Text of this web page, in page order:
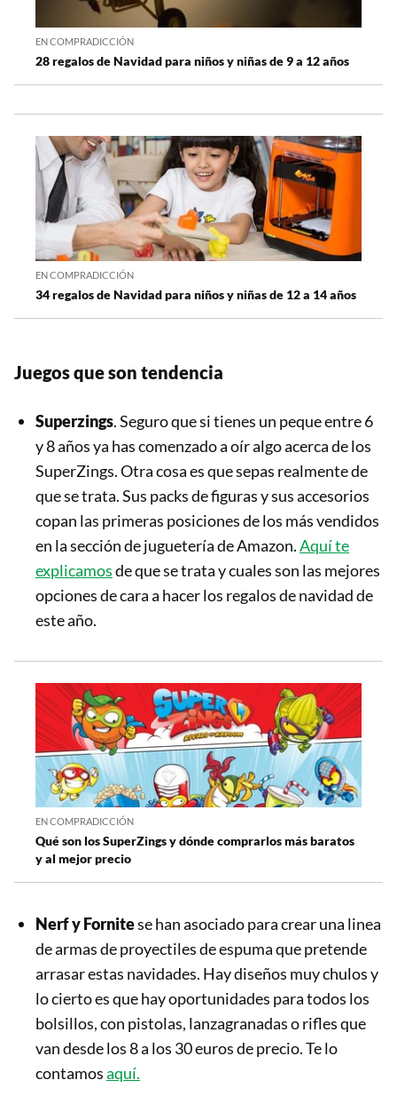
EN COMPRADICCIÓN
28 regalos de Navidad para niños y niñas de 9 a 12 años
EN COMPRADICCIÓN
34 regalos de Navidad para niños y niñas de 12 a 14 años
Juegos que son tendencia
Superzings. Seguro que si tienes un peque entre 6
y 8 años ya has comenzado a oír algo acerca de los
SuperZings. Otra cosa es que sepas realmente de
que se trata. Sus packs de figuras y sus accesorios
copan las primeras posiciones de los más vendidos
en la sección de juguetería de Amazon.Aquí te
explicamosde que se trata y cuales son las mejores
opciones de cara a hacer los regalos de navidad de
este año.
EN COMPRADICCIÓN
Qué son los SuperZings y dónde comprarlos más baratos
y al mejor precio
Nerf y Fornitese han asociado para crear una linea
de armas de proyectiles de espuma que pretende
arrasar estas navidades. Hay diseños muy chulos y
lo cierto es que hay oportunidades para todos los
bolsillos, con pistolas, lanzagranadas o rifles que
van desde los 8 a los 30 euros de precio. Te lo
contamosaquí.